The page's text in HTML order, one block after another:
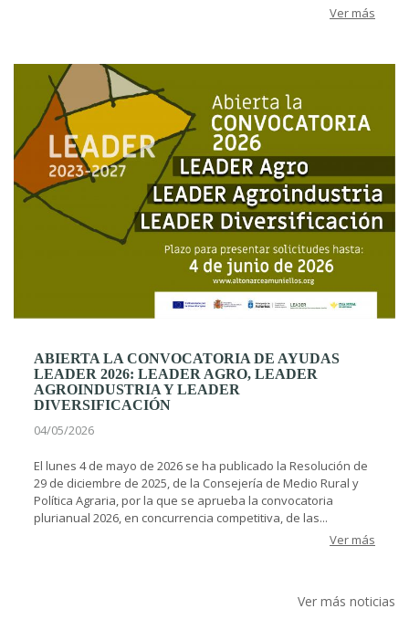
Ver más
ABIERTA LA CONVOCATORIA DE AYUDAS
LEADER 2026: LEADER AGRO, LEADER
AGROINDUSTRIA Y LEADER
DIVERSIFICACIÓN
04/05/2026
El lunes 4 de mayo de 2026 se ha publicado la Resolución de
29 de diciembre de 2025, de la Consejería de Medio Rural y
Política Agraria, por la que se aprueba la convocatoria
plurianual 2026, en concurrencia competitiva, de las...
Ver más
Ver más noticias